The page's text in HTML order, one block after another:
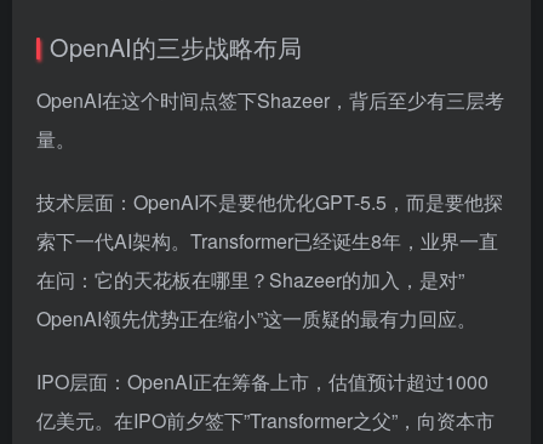
OpenAI的三步战略布局
OpenAI在这个时间点签下Shazeer，背后至少有三层考
量。
技术层面：OpenAI不是要他优化GPT-5.5，而是要他探
索下一代AI架构。Transformer已经诞生8年，业界一直
在问：它的天花板在哪里？Shazeer的加入，是对”
OpenAI领先优势正在缩小”这一质疑的最有力回应。
IPO层面：OpenAI正在筹备上市，估值预计超过1000
亿美元。在IPO前夕签下”Transformer之父”，向资本市